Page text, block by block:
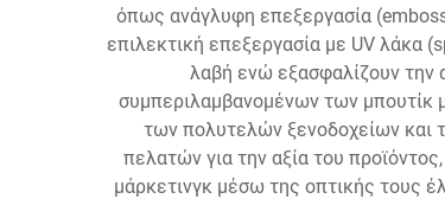
όπως ανάγλυφη επεξεργασία
επιλεκτική επεξεργασία με UV λάκα
λαβή ενώ εξασφαλίζουν την
συμπεριλαμβανομένων των μπουτίκ
των πολυτελών ξενοδοχείων και
πελατών για την αξία του
μάρκετινγκ μέσω της οπτικής τους